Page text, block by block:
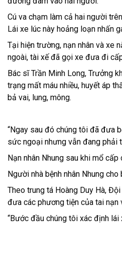
Cú va chạm làm cả hai người
Lái xe lúc này hoảng loạn nhấn
Tại hiện trường, nạn nhân và xe
ngoài, tài xế đã gọi xe đưa đi
Bác sĩ Trần Minh Long, Trưởng
trạng mất máu nhiều, huyết áp
bả vai, lung, mông.
“Ngay sau đó chúng tôi đã đưa
sức ngoại nhưng vẫn đang phải
Nạn nhân Nhung sau khi mổ
Người nhà bệnh nhân Nhung
Theo trung tá Hoàng Duy Hà,
đưa các phương tiện của tai
“Bước đầu chúng tôi xác định